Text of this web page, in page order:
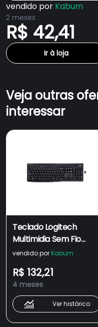
vendido por Kabum
2 meses
R$ 42,41
Ir à loja
Veja outras
interessar
Teclado Logitech
Multimidia Sem Fio
K270 Preto
vendido por Kabum
R$ 132,21
4 meses
Ver histórico